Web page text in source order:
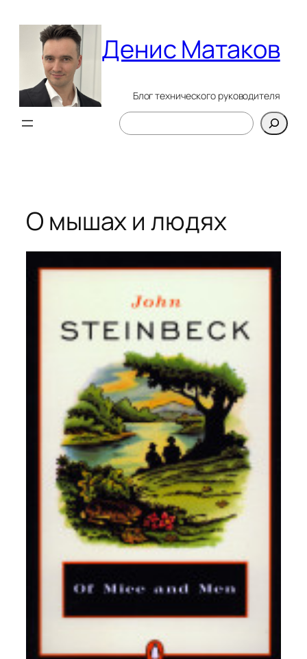
содержимому
Денис Матаков
Блог технического руководителя
Поиск
О мышах и людях